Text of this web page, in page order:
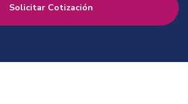
Solicitar Cotización